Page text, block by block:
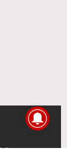
directamente en